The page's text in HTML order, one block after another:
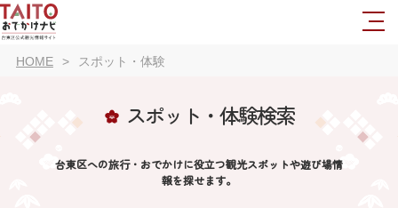
HOME スポット・体験
スポット・体験検索
台東区への旅行・おでかけに役立つ観光スポットや遊び場情
報を探せます。